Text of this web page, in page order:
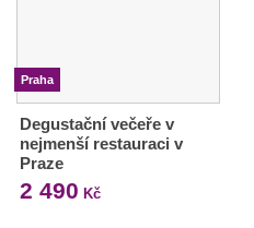
Praha
Degustační večeře v
nejmenší restauraci v
Praze
2 490 Kč